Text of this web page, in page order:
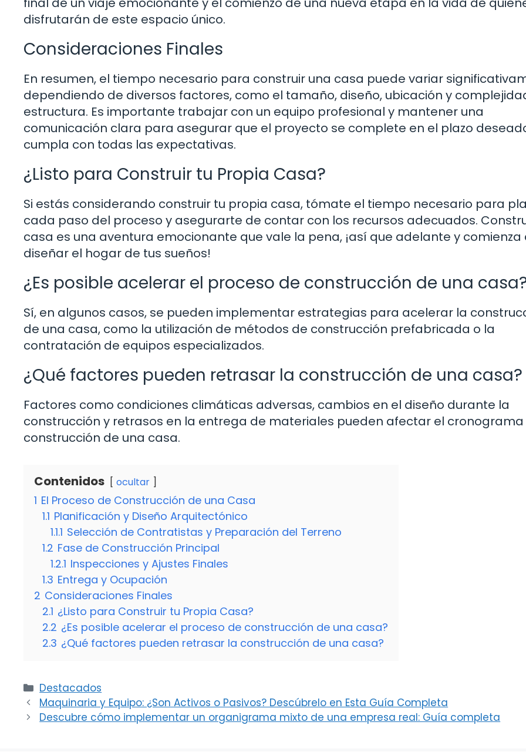
disfrutarán de este espacio único.
Consideraciones Finales
En resumen, el tiempo necesario para construir una casa puede variar
dependiendo de diversos factores, como el tamaño, diseño, ubicación y
estructura. Es importante trabajar con un equipo profesional y mantener una
comunicación clara para asegurar que el proyecto se complete en el plazo
cumpla con todas las expectativas.
¿Listo para Construir tu Propia Casa?
Si estás considerando construir tu propia casa, tómate el tiempo necesario para
cada paso del proceso y asegurarte de contar con los recursos adecuados.
casa es una aventura emocionante que vale la pena, ¡así que adelante y comienza
diseñar el hogar de tus sueños!
¿Es posible acelerar el proceso de construcción de una
Sí, en algunos casos, se pueden implementar estrategias para acelerar la
de una casa, como la utilización de métodos de construcción prefabricada o la
contratación de equipos especializados.
¿Qué factores pueden retrasar la construcción de una casa?
Factores como condiciones climáticas adversas, cambios en el diseño durante la
construcción y retrasos en la entrega de materiales pueden afectar el
construcción de una casa.
Contenidos ocultar
1 El Proceso de Construcción de una Casa
1.1 Planificación y Diseño Arquitectónico
1.1.1 Selección de Contratistas y Preparación del Terreno
1.2 Fase de Construcción Principal
1.2.1 Inspecciones y Ajustes Finales
1.3 Entrega y Ocupación
2 Consideraciones Finales
2.1 ¿Listo para Construir tu Propia Casa?
2.2 ¿Es posible acelerar el proceso de construcción de una casa?
2.3 ¿Qué factores pueden retrasar la construcción de una casa?
Categorías
Destacados
Maquinaria y Equipo: ¿Son Activos o Pasivos? Descúbrelo en Esta Guía Completa
Descubre cómo implementar un organigrama mixto de una empresa real: Guía completa